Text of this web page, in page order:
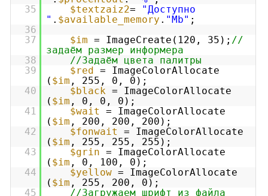
35
$textzaiz2=
"Доступно
" . $available_memory . "Mb" ;
36
37
$im = ImageCreate(120, 35); //
задаём размер информера
38
//Задаём цвета палитры
39
$red = ImageColorAllocate
( $im , 255, 0, 0);
40
$black = ImageColorAllocate
( $im , 0, 0, 0);
41
$wait
= ImageColorAllocate
( $im , 200, 200, 200);
42
$fonwait
= ImageColorAllocate
( $im , 255, 255, 255);
43
$grin = ImageColorAllocate
( $im , 0, 100, 0);
44
$yellow = ImageColorAllocate
( $im , 255, 200, 0);
45
//Загружаем шрифт из файла